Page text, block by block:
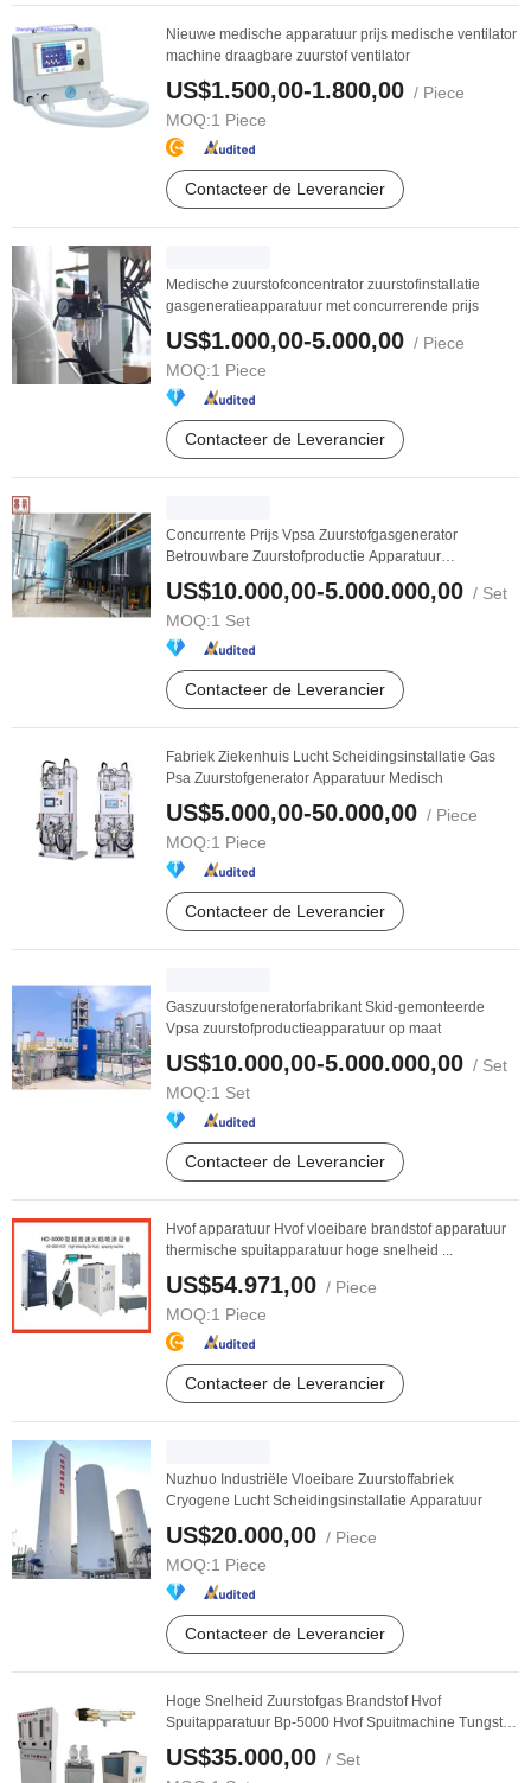
Nieuwe medische apparatuur prijs medische ventilator
machine draagbare zuurstof ventilator
US$1.500,00-1.800,00 / Piece
MOQ:1 Piece
Contacteer de Leverancier
Medische zuurstofconcentrator zuurstofinstallatie
gasgeneratieapparatuur met concurrerende prijs
US$1.000,00-5.000,00 / Piece
MOQ:1 Piece
Contacteer de Leverancier
Concurrente Prijs Vpsa Zuurstofgasgenerator
Betrouwbare Zuurstofproductie Apparatuur
Leverancier
US$10.000,00-5.000.000,00 / Set
MOQ:1 Set
Contacteer de Leverancier
Fabriek Ziekenhuis Lucht Scheidingsinstallatie Gas
Psa Zuurstofgenerator Apparatuur Medisch
US$5.000,00-50.000,00 / Piece
MOQ:1 Piece
Contacteer de Leverancier
Gaszuurstofgeneratorfabrikant Skid-gemonteerde
Vpsa zuurstofproductieapparatuur op maat
US$10.000,00-5.000.000,00 / Set
MOQ:1 Set
Contacteer de Leverancier
Hvof apparatuur Hvof vloeibare brandstof apparatuur
thermische spuitapparatuur hoge snelheid ...
US$54.971,00 / Piece
MOQ:1 Piece
Contacteer de Leverancier
Nuzhuo Industriële Vloeibare Zuurstoffabriek
Cryogene Lucht Scheidingsinstallatie Apparatuur
US$20.000,00 / Piece
MOQ:1 Piece
Contacteer de Leverancier
Hoge Snelheid Zuurstofgas Brandstof Hvof
Spuitapparatuur Bp-5000 Hvof Spuitmachine Tungsten
Carbide ...
US$35.000,00 / Set